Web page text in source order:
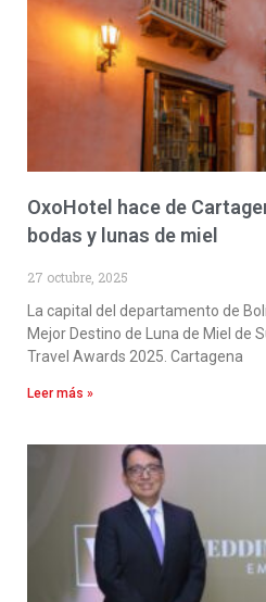
OxoHotel hace de
bodas y lunas de miel
27 octubre, 2025
La capital del departamento de
Mejor Destino de Luna de Miel de
Travel Awards 2025. Cartagena
Leer más »